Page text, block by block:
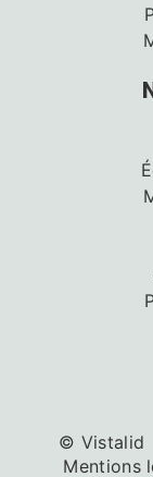
© Vistalid
Mentions